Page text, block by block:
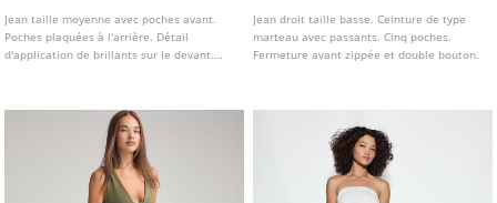
Jean taille moyenne avec poches avant.
Poches plaquées à l'arrière. Détail
d'application de brillants sur le devant.
Jean droit taille basse. Ceinture de type
marteau avec passants. Cinq poches.
Fermeture avant zippée et double bouton.